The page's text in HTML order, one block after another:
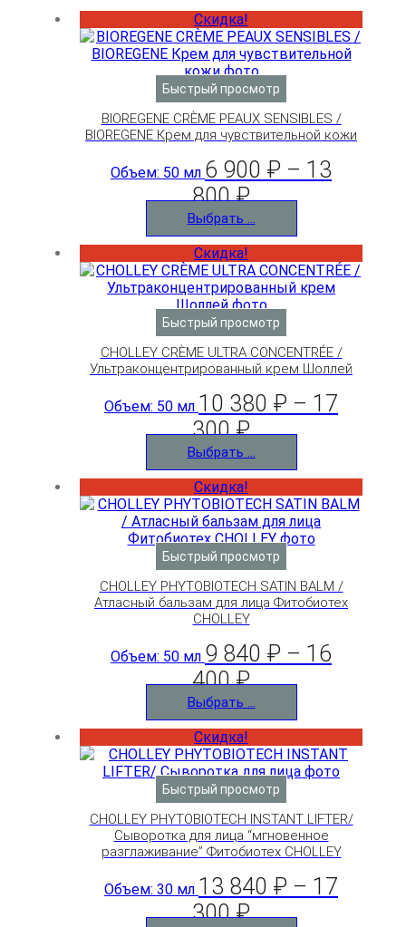
Скидка!
Быстрый просмотр
BIOREGENE CRÈME PEAUX SENSIBLES /
BIOREGENE Крем для чувствительной кожи
Объем: 50 мл 6 900 ₽ – 13
800₽
Выбрать ...
Скидка!
Быстрый просмотр
CHOLLEY CRÈME ULTRA CONCENTRÉE /
Ультраконцентрированный крем Шоллей
Объем: 50 мл 10 380 ₽ – 17
300₽
Выбрать ...
Скидка!
Быстрый просмотр
CHOLLEY PHYTOBIOTECH SATIN BALM /
Атласный бальзам для лица Фитобиотех
CHOLLEY
Объем: 50 мл 9 840 ₽ – 16
400₽
Выбрать ...
Скидка!
Быстрый просмотр
CHOLLEY PHYTOBIOTECH INSTANT LIFTER/
Сыворотка для лица “мгновенное
разглаживание” Фитобиотех CHOLLEY
Объем: 30 мл 13 840 ₽ – 17
300₽